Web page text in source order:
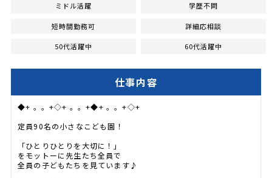
ミドル活躍 学歴不問
短時間勤務可 詳細応相談
50代活躍中 60代活躍中
仕事内容
◆+ 。。+◇+ 。。+◆+ 。。+◇+
定員90名の小さなこども園！
「ひとりひとりを大切に！」
をモットーに先生たち全員で
全員の子どもたちを見ています♪